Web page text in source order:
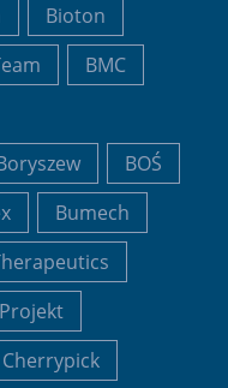
Bioton
BMC
BOŚ
Bumech
Cherrypick